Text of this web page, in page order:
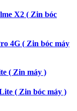
X2 ( Zin bóc
4G ( Zin bóc máy
( Zin máy )
( Zin bóc máy )